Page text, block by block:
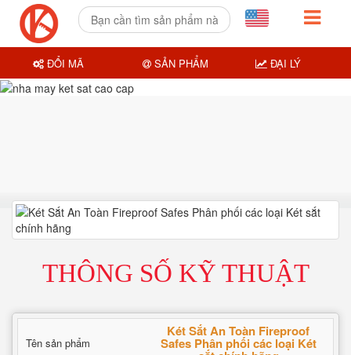
THÔNG SỐ KỸ THUẬT
Tên sản phẩm
Két Sắt An Toàn Fireproof
Safes Phân phối các loại Két
ĐỔI MÃ SẢN PHẨM ĐẠI LÝ